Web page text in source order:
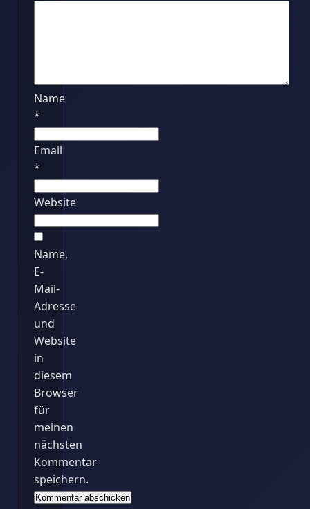
Name
*
Email
*
Website
Name,
E-
Mail-
Adresse
und
Website
in
diesem
Browser
für
meinen
nächsten
Kommentar
speichern.